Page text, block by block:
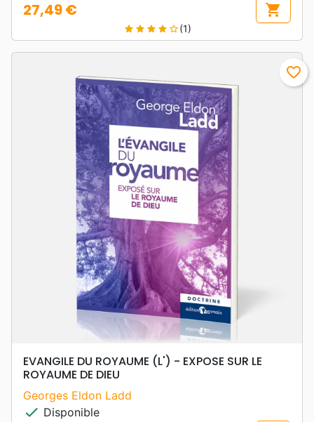
Prix
27,49 € shopping_cart
star star star star star_border(1)
favorite_border
EVANGILE DU ROYAUME (L') - EXPOSE SUR LE
ROYAUME DE DIEU
Georges Eldon Ladd
check Disponible